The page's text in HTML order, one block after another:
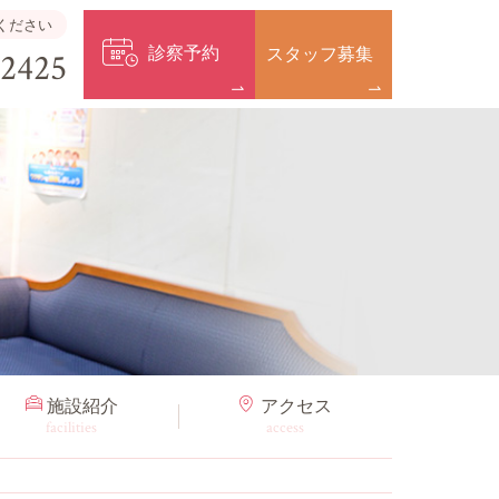
ださい
診察予約 スタッフ募集
施設紹介
facilities
アクセス
access